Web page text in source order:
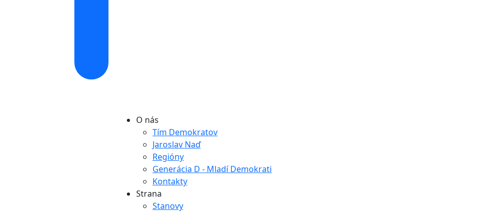
O nás
Tím Demokratov
Jaroslav Naď
Regióny
Generácia D - Mladí Demokrati
Kontakty
Strana
Stanovy